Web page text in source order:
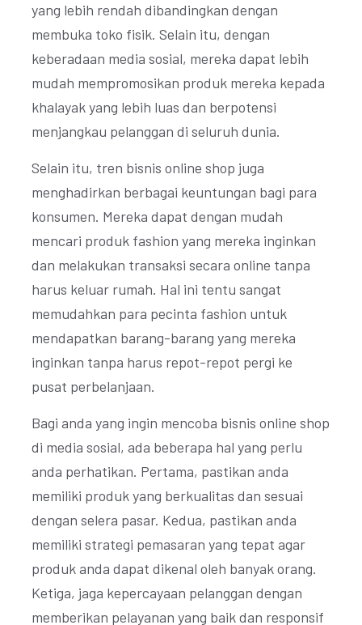
yang lebih rendah dibandingkan dengan
membuka toko fisik. Selain itu, dengan
keberadaan media sosial, mereka dapat lebih
mudah mempromosikan produk mereka kepada
khalayak yang lebih luas dan berpotensi
menjangkau pelanggan di seluruh dunia.
Selain itu, tren bisnis online shop juga
menghadirkan berbagai keuntungan bagi para
konsumen. Mereka dapat dengan mudah
mencari produk fashion yang mereka inginkan
dan melakukan transaksi secara online tanpa
harus keluar rumah. Hal ini tentu sangat
memudahkan para pecinta fashion untuk
mendapatkan barang-barang yang mereka
inginkan tanpa harus repot-repot pergi ke
pusat perbelanjaan.
Bagi anda yang ingin mencoba bisnis online shop
di media sosial, ada beberapa hal yang perlu
anda perhatikan. Pertama, pastikan anda
memiliki produk yang berkualitas dan sesuai
dengan selera pasar. Kedua, pastikan anda
memiliki strategi pemasaran yang tepat agar
produk anda dapat dikenal oleh banyak orang.
Ketiga, jaga kepercayaan pelanggan dengan
memberikan pelayanan yang baik dan responsif